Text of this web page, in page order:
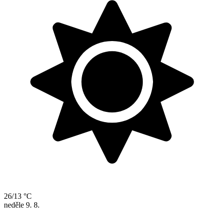
26/13 °C
neděle 9. 8.